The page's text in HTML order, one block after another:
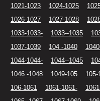
1021-1023
1024-1025
1026-1027
1027-1028
1033-1033-
1033--1035
1037-1039
104 -1040
1044-1044-
1044--1045
1046 -1048
1049-105 105-
106-1061
1061-1061-